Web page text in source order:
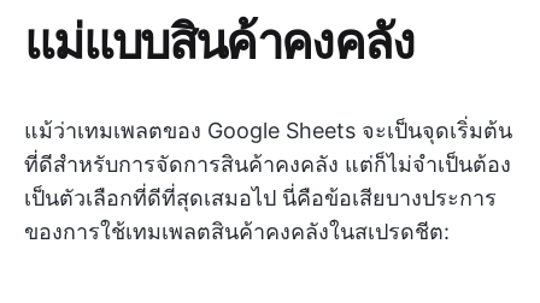
แม่แบบสินค้าคงคลัง
แม้ว่าเทมเพลตของ Google Sheets จะเป็นจุดเริ่มต้น
ที่ดีสำหรับการจัดการสินค้าคงคลัง แต่ก็ไม่จำเป็นต้อง
เป็นตัวเลือกที่ดีที่สุดเสมอไป นี่คือข้อเสียบางประการ
ของการใช้เทมเพลตสินค้าคงคลังในสเปรดชีต: